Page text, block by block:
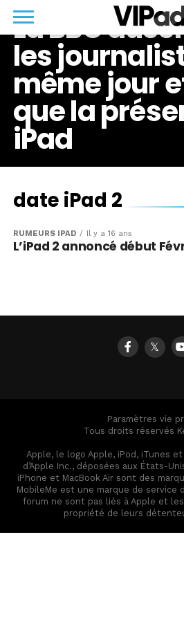
La BBC
les
même jour
que la
iPad
date iPad 2
RUMEURS IPAD Il y a 16 ans
L’iPad 2 annoncé début
𝕏
Paramètres vie
Tous droits réservés
Apple, le logo Apple, iPod, iTunes
d’Apple Inc., déposées aux États-
iPhone et MacBook Air sont des
MobileMe est une marque de service
forum ne sont pas liés à Apple et
propriété de leurs